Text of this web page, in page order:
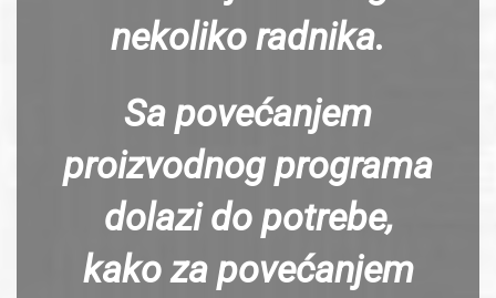
nekoliko radnika.
Sa povećanjem
proizvodnog programa
dolazi do potrebe,
kako za povećanjem